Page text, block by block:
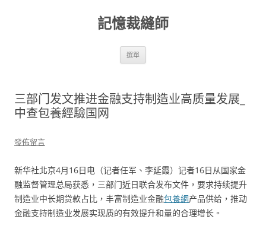
記憶裁縫師
選單
三部门发文推进金融支持制造业高质量发展_
中查包養經驗国网
發佈留言
新华社北京4月16日电（记者任军、李延霞）记者16日从国家金
融监督管理总局获悉，三部门近日联合发布文件，要求持续提升
制造业中长期贷款占比，丰富制造业金融包養網产品供给，推动
金融支持制造业发展实现质的有效提升和量的合理增长。